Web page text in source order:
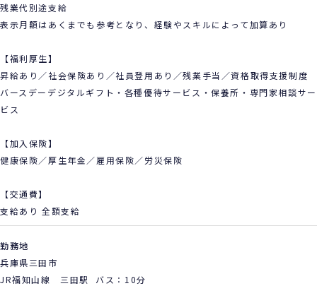
残業代別途支給
表示月額はあくまでも参考となり、経験やスキルによって加算あり
【福利厚生】
昇給あり／社会保険あり／社員登用あり／残業手当／資格取得支援制度
バースデーデジタルギフト・各種優待サービス・保養所・専門家相談サー
ビス
【加入保険】
健康保険／厚生年金／雇用保険／労災保険
【交通費】
支給あり 全額支給
勤務地
兵庫県三田市
JR福知山線 三田駅 バス：10分